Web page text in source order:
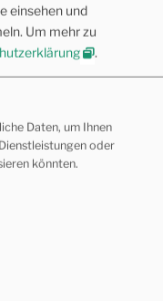
einsehen und
Um mehr zu
.
Daten, um Ihnen
oder
könnten.